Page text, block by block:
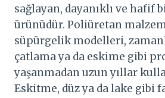
sağlayan, dayanıklı ve hafif
ürünüdür. Poliüretan
süpürgelik modelleri,
çatlama ya da eskime gibi
yaşanmadan uzun yıllar
Eskitme, düz ya da lake gibi